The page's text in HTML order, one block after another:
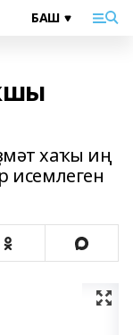
хаҡы иң
исемлеген